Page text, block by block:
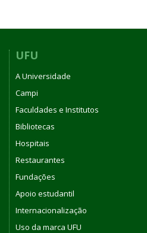
UFU
A Universidade
Campi
Faculdades e Institutos
Bibliotecas
Hospitais
Restaurantes
Fundações
Apoio estudantil
Internacionalização
Uso da marca UFU